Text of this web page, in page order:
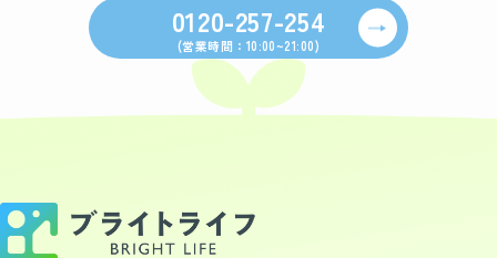
0120-257-254
(営業時間：10:00~21:00)